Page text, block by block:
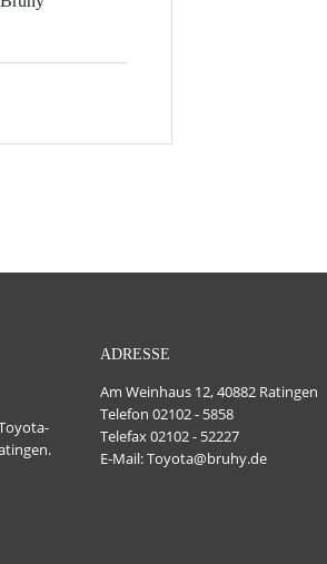
ADRESSE
Am Weinhaus 12, 40882 Ratingen
Telefon 02102 - 5858
Telefax 02102 - 52227
E-Mail: Toyota@bruhy.de